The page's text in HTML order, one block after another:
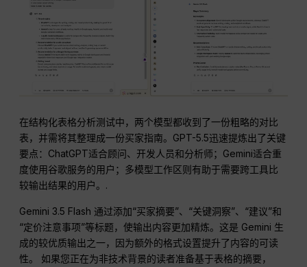
在结构化表格分析测试中，两个模型都收到了一份粗略的对比
表，并需将其整理成一份买家指南。GPT-5.5迅速提炼出了关键
要点：ChatGPT适合顾问、开发人员和分析师；Gemini适合重
度使用谷歌服务的用户；多模型工作区则有助于需要跨工具比
较输出结果的用户。.
Gemini 3.5 Flash 通过添加“买家摘要”、“关键洞察”、“建议”和
“定价注意事项”等标题，使输出内容更加精炼。这是 Gemini 生
成的较优质输出之一，因为额外的格式设置提升了内容的可读
性。 如果您正在为非技术背景的读者准备基于表格的摘要，